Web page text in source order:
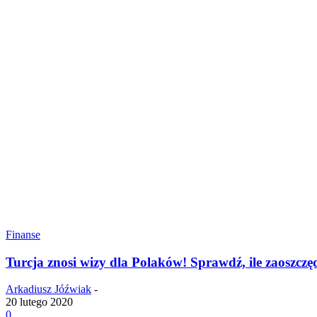
Finanse
Turcja znosi wizy dla Polaków! Sprawdź, ile
Arkadiusz Jóźwiak -
20 lutego 2020